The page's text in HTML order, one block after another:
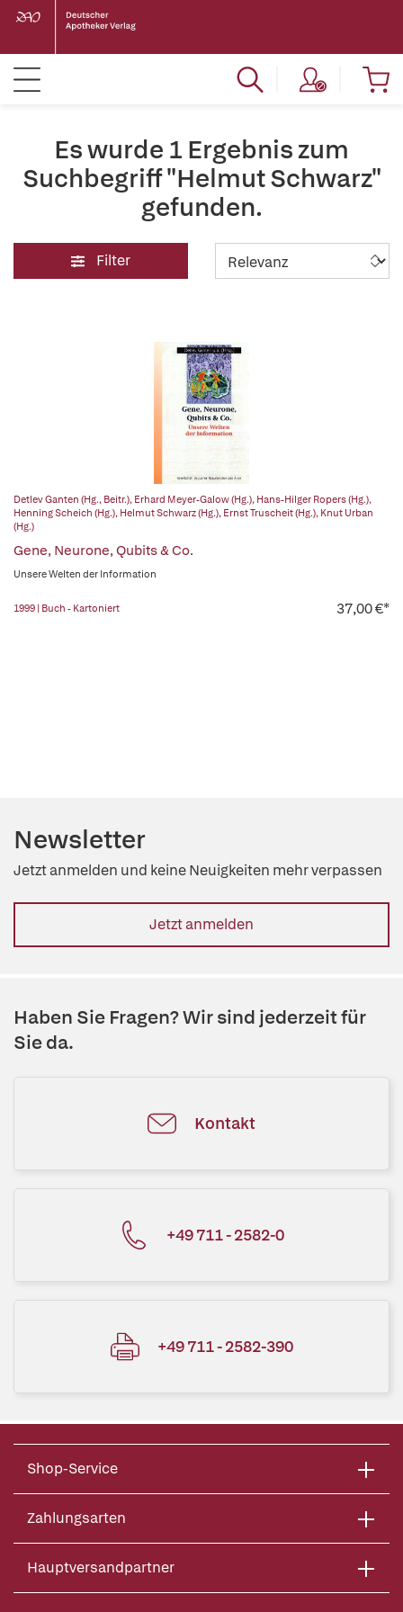
Es wurde 1 Ergebnis zum
Suchbegriff "Helmut Schwarz"
gefunden.
Filter
Detlev Ganten (Hg., Beitr.), Erhard Meyer-Galow (Hg.), Hans-Hilger Ropers (Hg.),
Henning Scheich (Hg.), Helmut Schwarz (Hg.), Ernst Truscheit (Hg.), Knut Urban
(Hg.)
Gene, Neurone, Qubits & Co.
Unsere Welten der Information
1999 | Buch - Kartoniert 37,00 €*
Newsletter
Jetzt anmelden und keine Neuigkeiten mehr verpassen
Jetzt anmelden
Haben Sie Fragen? Wir sind jederzeit für
Sie da.
Kontakt
+49 711 - 2582-0
+49 711 - 2582-390
Shop-Service
Zahlungsarten
Hauptversandpartner